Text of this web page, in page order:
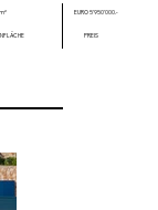
PREIS
EURO 5'950'000.-